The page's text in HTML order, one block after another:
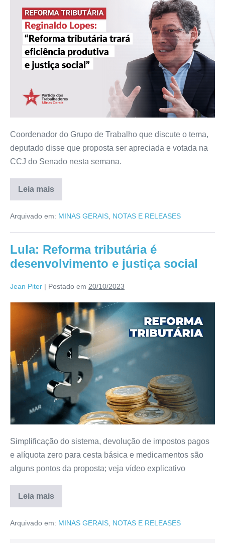
Coordenador do Grupo de Trabalho que discute o tema,
deputado disse que proposta ser apreciada e votada na
CCJ do Senado nesta semana.
Leia mais
Arquivado em: MINAS GERAIS NOTAS E RELEASES
Lula: Reforma tributária é
desenvolvimento e justiça social
Jean Piter | Postado em 20/10/2023
Simplificação do sistema, devolução de impostos pagos
e alíquota zero para cesta básica e medicamentos são
alguns pontos da proposta; veja vídeo explicativo
Leia mais
Arquivado em: MINAS GERAIS NOTAS E RELEASES